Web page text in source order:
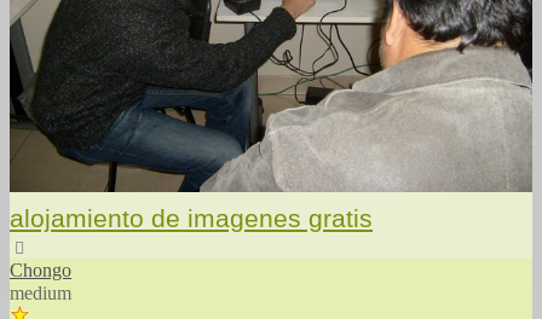
alojamiento de imagenes gratis
Chongo
medium